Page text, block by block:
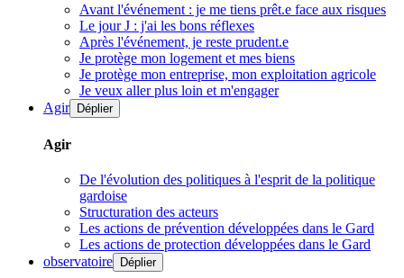
Avant l'événement : je me tiens prêt.e face aux risques
Le jour J : j'ai les bons réflexes
Après l'événement, je reste prudent.e
Je protège mon logement et mes biens
Je protège mon entreprise, mon exploitation agricole
Je veux aller plus loin et m'engager
Agir Déplier
Agir
De l'évolution des politiques à l'esprit de la politique
gardoise
Structuration des acteurs
Les actions de prévention développées dans le Gard
Les actions de protection développées dans le Gard
observatoire
Déplier